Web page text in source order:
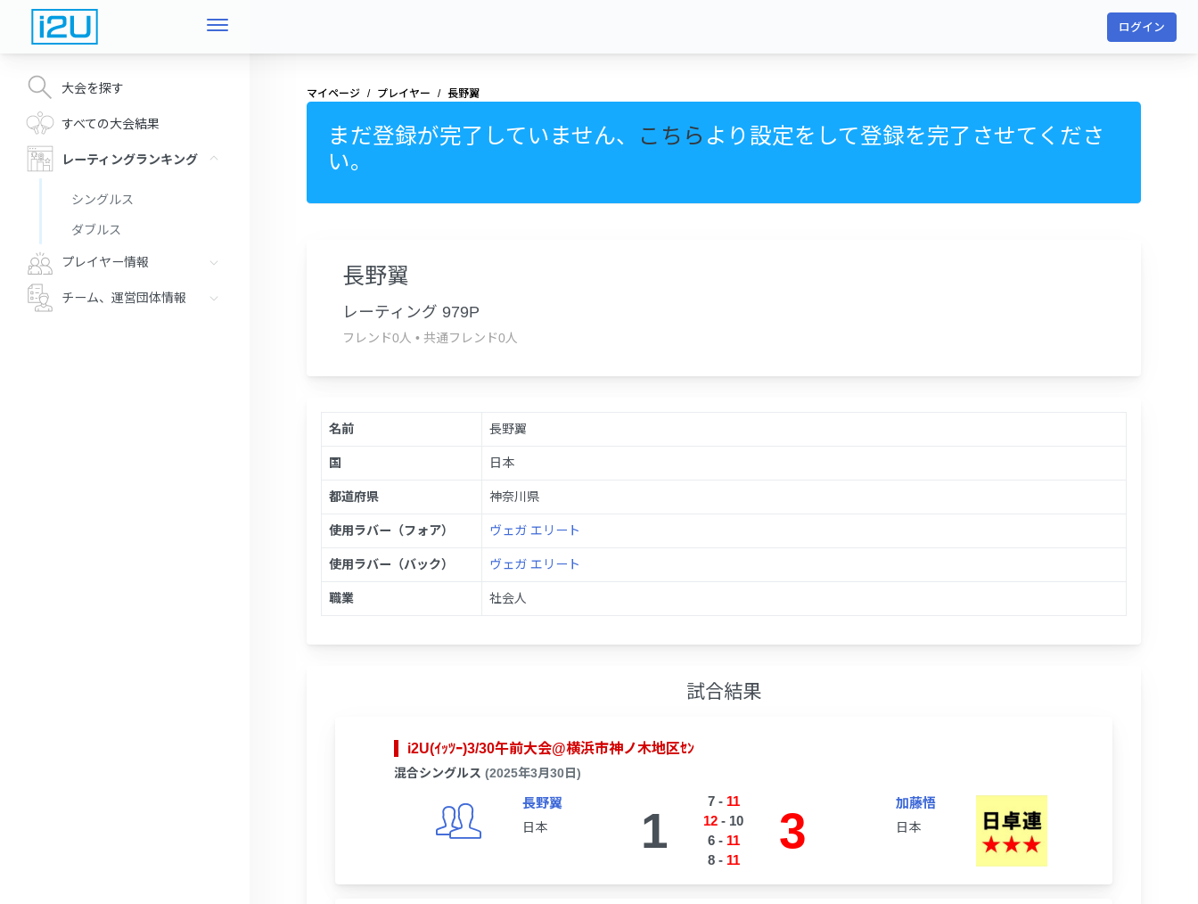
ログイン
大会を探す
すべての大会結果
レーティングランキング
シングルス
ダブルス
プレイヤー情報
チーム、運営団体情報
マイページ プレイヤー 長野翼
まだ登録が完了していません、 こちら より設定をして登録を完了させてくださ
い。
長野翼
レーティング 979P
フレンド0人 • 共通フレンド0人
名前 長野翼
国 日本
都道府県 神奈川県
使用ラバー（フォア） ヴェガ エリート
使用ラバー（バック） ヴェガ エリート
職業 社会人
試合結果
i2U(ｲｯﾂｰ)3/30午前大会@横浜市神ノ木地区ｾﾝ
混合シングルス (2025年3月30日)
長野翼
日本 1
7- 11
12 - 10
6- 11
8- 11
3
加藤悟
日本